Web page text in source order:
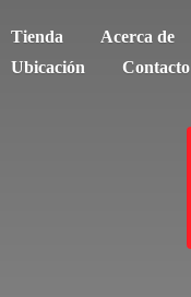
Tienda
Acerca de
Ubicación
Contacto